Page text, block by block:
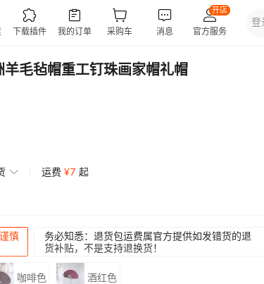
毛毡帽重工钉珠画家帽礼帽
运费 ¥7 起
慎
务必知悉：退货包运费属官方提供如发错货的退
货补贴，不是支持退换货！
咖啡色 酒红色